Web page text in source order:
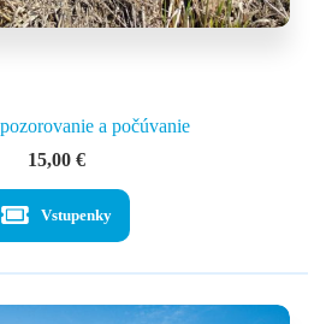
a počúvanie
15,00 €
Vstupenky